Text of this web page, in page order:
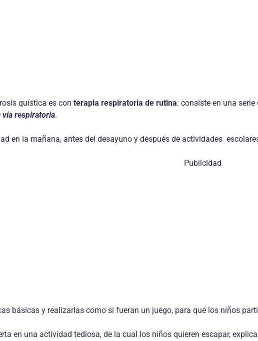
quística es con terapia respiratoria de rutina: consiste en una
vía respiratoria.
en la mañana, antes del desayuno y después de actividades
Publicidad
básicas y realizarlas como si fueran un juego, para que los niños
en una actividad tediosa, de la cual los niños quieren escapar,